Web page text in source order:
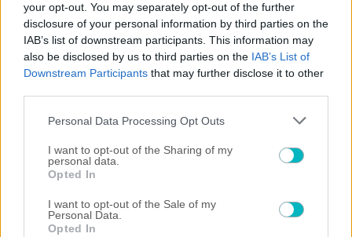
your opt-out. You may separately opt-out of the further
disclosure of your personal information by third parties on the
IAB’s list of downstream participants. This information may
also be disclosed by us to third parties on the IAB’s List of
Downstream Participants that may further disclose it to other
Please note that this website/app uses one or more Google
not limited to your visit or usage behaviour. You may click to
grant or deny consent to Google and its third-party tags to
use your data for below specified purposes in below Google
consent section.
Personal Data Processing Opt Outs
I want to opt-out of the Sharing of my
personal data.
Opted In
I want to opt-out of the Sale of my
Personal Data.
Opted In
09/08/2026 | 14:36:42
ΠΟΔΟΣΦΑΙΡΟ ΑΕΚ
Ενδιαφέρον της Λέγκια Βαρσοβίας και της Πογκόν για τον
Πιερό
SUPER LEAGUE
09/08/2026 | 13:37:05
Ο ΟΦΗ τον έφερε στο Ηράκλειο τον Ντίκμαν
09/08/2026 | 13:15:37